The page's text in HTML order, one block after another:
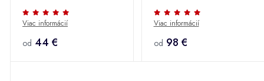
čiernym diamantom,
ružovozlatá farba
Viac informácií
od 44 €
zrnka, číry diamant,
puzetky
Viac informácií
od 98 €